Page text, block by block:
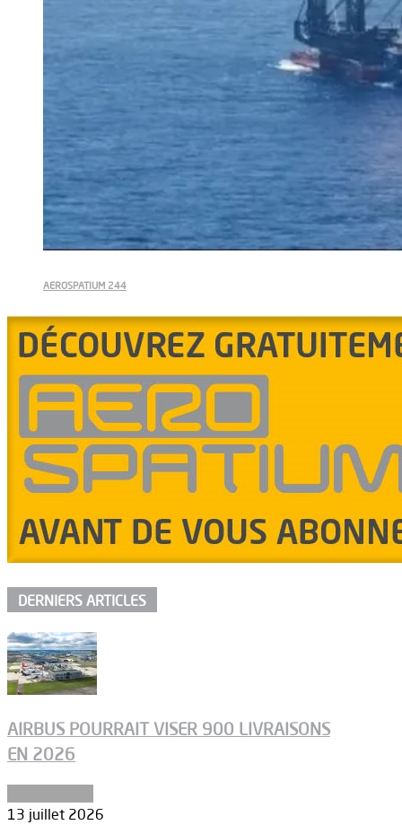
AEROSPATIUM 244
DERNIERS ARTICLES
AIRBUS POURRAIT VISER 900 LIVRAISONS
EN 2026
13 juillet 2026